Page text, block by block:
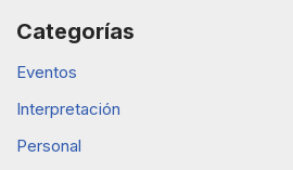
Categorías
Eventos
Interpretación
Personal